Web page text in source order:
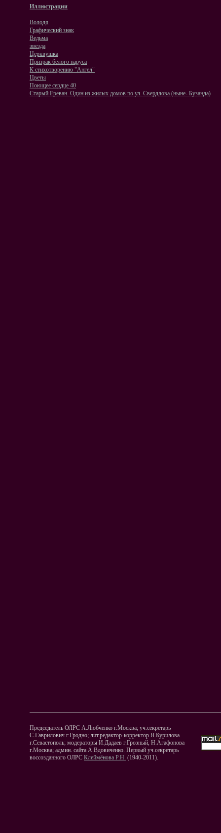
Иллюстрации
Володя
Графический знак
Ведьма
звезда
Церквушка
Призрак белого паруса
К стихотворению "Ангел"
Цветы
Поющее сердце 40
Старый Ереван. Один из жилых домов по ул. Свердлова (ныне- Бузанда)
Председатель ОЛРС А.Любченко г.Москва; уч.секретарь
С.Гаврилович г.Гродно; лит.редактор-корректор Я.Курилова
г.Севастополь; модераторы И.Дадаев г.Грозный, Н.Агафонова
г.Москва; админ. сайта А.Вдовиченко. Первый уч.секретарь
воссозданного ОЛРС Клеймёнова Р.Н. (1940-2011).